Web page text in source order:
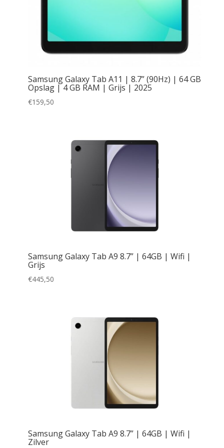
Samsung Galaxy Tab A11 | 8.7” (90Hz) | 64 GB
Opslag | 4 GB RAM | Grijs | 2025
€159,50
Samsung Galaxy Tab A9 8.7” | 64GB | Wifi |
Grijs
€445,50
Samsung Galaxy Tab A9 8.7” | 64GB | Wifi |
Zilver